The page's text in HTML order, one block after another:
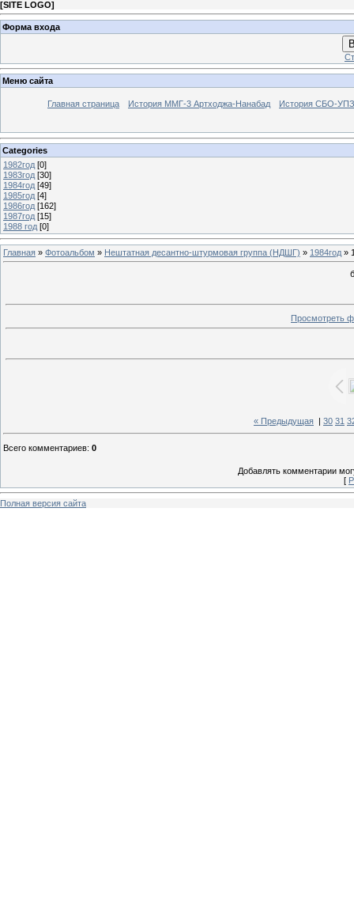
[SITE LOGO]
Форма входа
Меню сайта
Главная страница История ММГ-3 Артходжа-Нанабад История СБО-УПЗ
Categories
1982год [0]
1983год [30]
1984год [49]
1985год [4]
1986год [162]
1987год [15]
1988 год [0]
Главная » Фотоальбом » Нештатная десантно-штурмовая группа (НДШГ) » 1984год »
Просмотреть
« Предыдущая 30 31
Всего комментариев: 0
Добавлять комментарии
[
Полная версия сайта